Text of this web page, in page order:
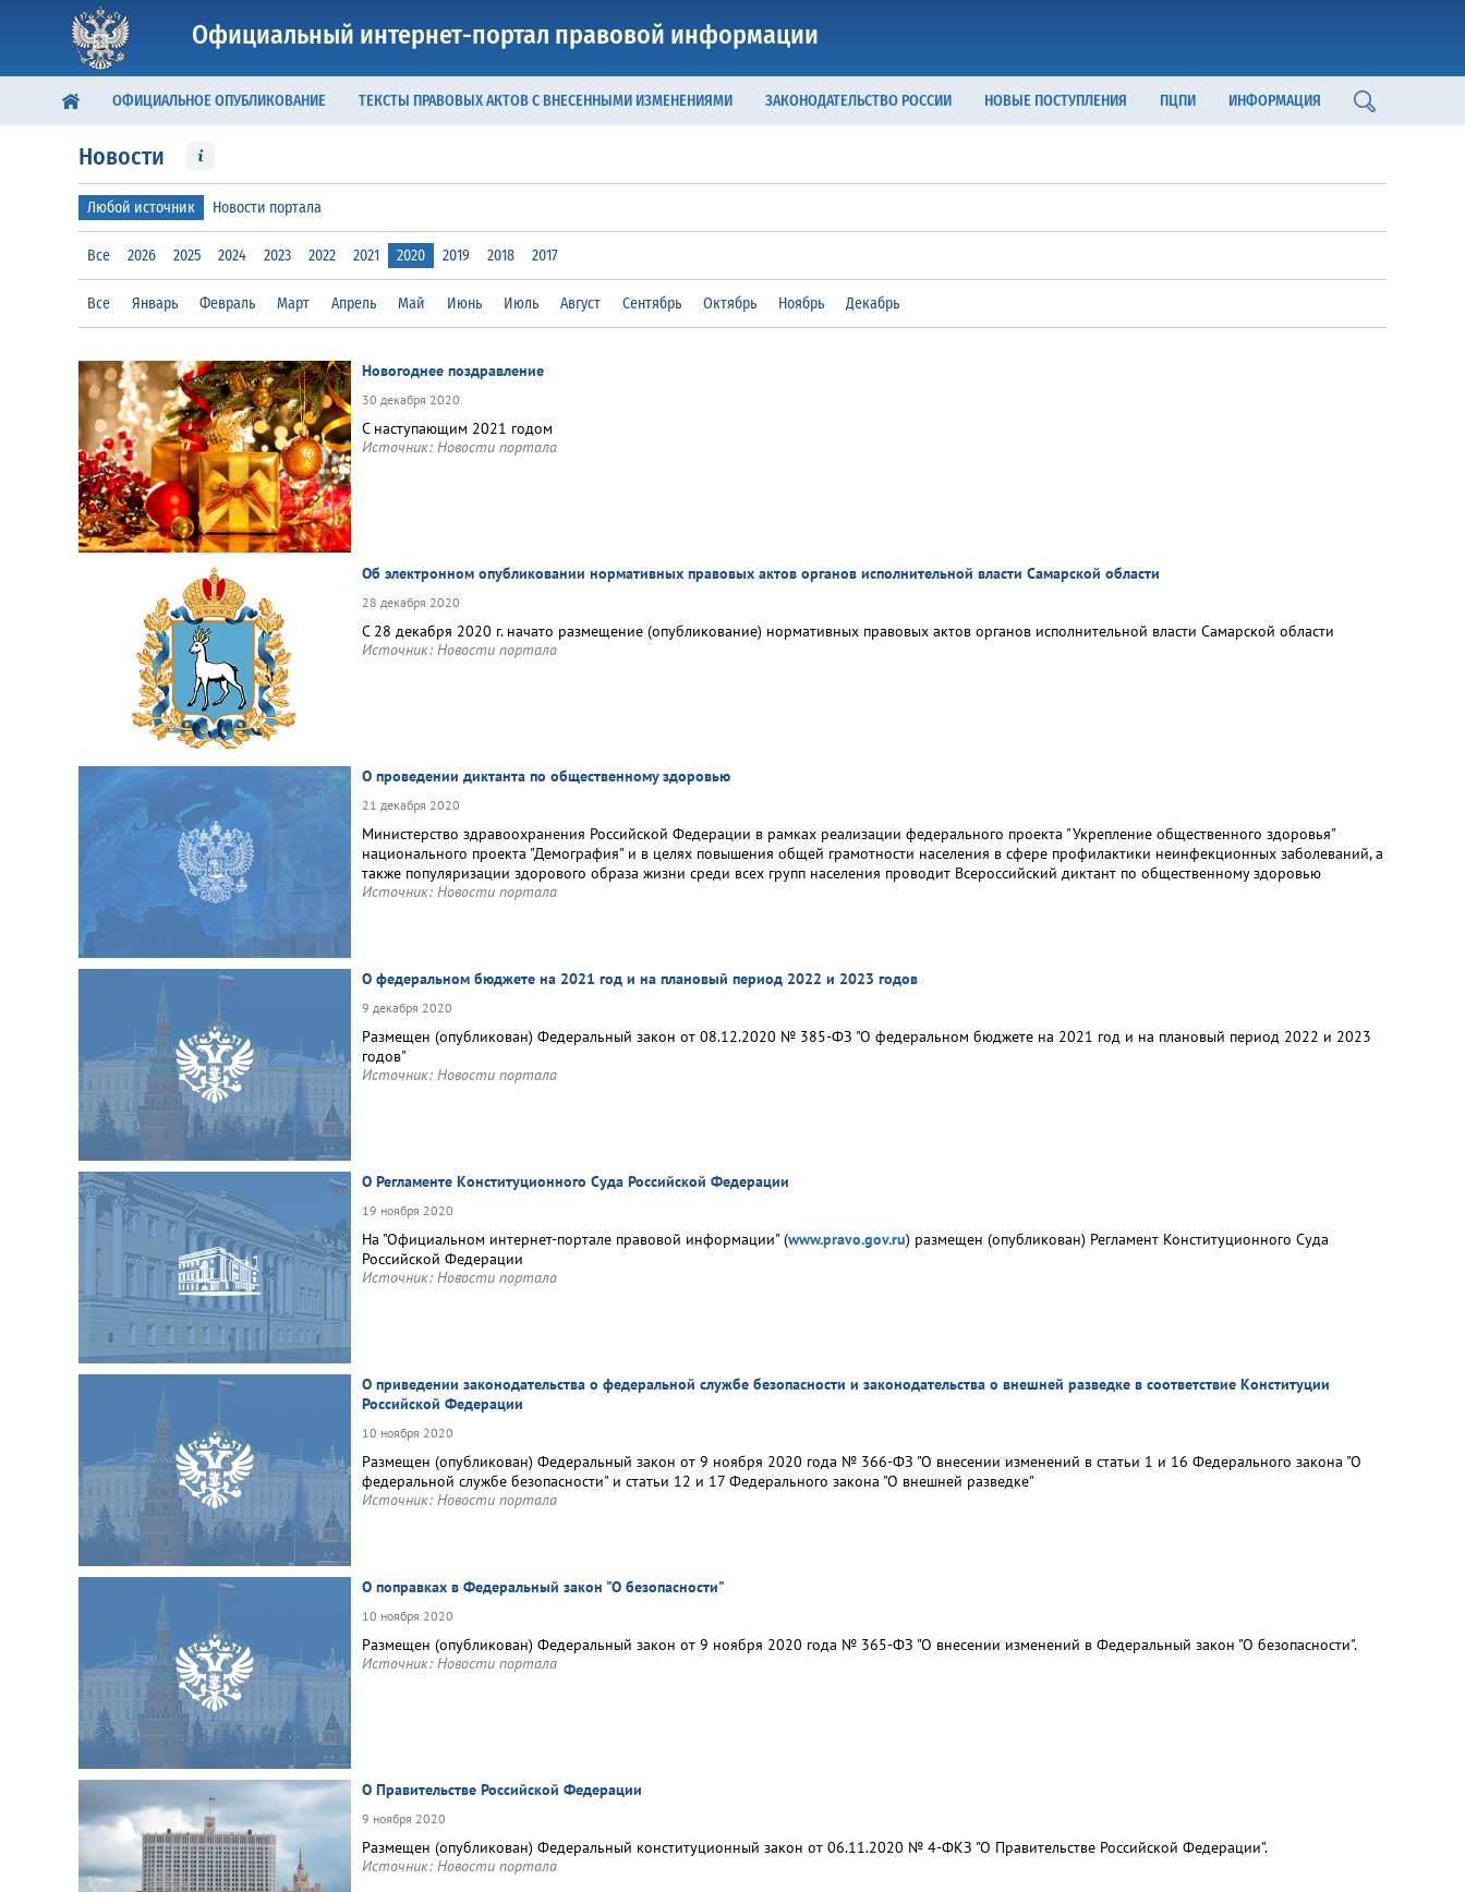
Официальный интернет-портал правовой информации
ОФИЦИАЛЬНОЕ ОПУБЛИКОВАНИЕ ТЕКСТЫ ПРАВОВЫХ АКТОВ С ВНЕСЕННЫМИ ИЗМЕНЕНИЯМИ ЗАКОНОДАТЕЛЬСТВО РОССИИ НОВЫЕ ПОСТУПЛЕНИЯ ПЦПИ ИНФОРМАЦИЯ
Новости
Любой источник Новости портала
Все 2026 2025 2024 2023 2022 2021 2020 2019 2018 2017
Все Январь Февраль Март Апрель Май Июнь Июль Август Сентябрь Октябрь Ноябрь Декабрь
Новогоднее поздравление
30 декабря 2020
С наступающим 2021 годом
Источник: Новости портала
Об электронном опубликовании нормативных правовых актов органов исполнительной власти Самарской области
28 декабря 2020
С 28 декабря 2020 г. начато размещение (опубликование) нормативных правовых актов органов исполнительной власти Самарской области
Источник: Новости портала
О проведении диктанта по общественному здоровью
21 декабря 2020
Министерство здравоохранения Российской Федерации в рамках реализации федерального проекта "Укрепление общественного здоровья"
национального проекта "Демография" и в целях повышения общей грамотности населения в сфере профилактики неинфекционных заболеваний, а
также популяризации здорового образа жизни среди всех групп населения проводит Всероссийский диктант по общественному здоровью
Источник: Новости портала
О федеральном бюджете на 2021 год и на плановый период 2022 и 2023 годов
9 декабря 2020
Размещен (опубликован) Федеральный закон от 08.12.2020 № 385-ФЗ "О федеральном бюджете на 2021 год и на плановый период 2022 и 2023
годов"
Источник: Новости портала
О Регламенте Конституционного Суда Российской Федерации
19 ноября 2020
На "Официальном интернет-портале правовой информации" (www.pravo.gov.ru) размещен (опубликован) Регламент Конституционного Суда
Российской Федерации
Источник: Новости портала
О приведении законодательства о федеральной службе безопасности и законодательства о внешней разведке в соответствие Конституции
Российской Федерации
10 ноября 2020
Размещен (опубликован) Федеральный закон от 9 ноября 2020 года № 366-ФЗ "О внесении изменений в статьи 1 и 16 Федерального закона "О
федеральной службе безопасности" и статьи 12 и 17 Федерального закона "О внешней разведке"
Источник: Новости портала
О поправках в Федеральный закон "О безопасности"
10 ноября 2020
Размещен (опубликован) Федеральный закон от 9 ноября 2020 года № 365-ФЗ "О внесении изменений в Федеральный закон "О безопасности".
Источник: Новости портала
О Правительстве Российской Федерации
9 ноября 2020
Размещен (опубликован) Федеральный конституционный закон от 06.11.2020 № 4-ФКЗ "О Правительстве Российской Федерации".
Источник: Новости портала